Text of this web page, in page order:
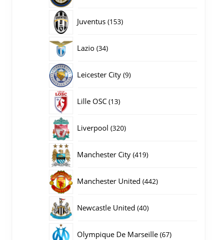
Juventus 153153
Lazio 3434
Leicester City 99
Lille OSC 1313
Liverpool 320320
Manchester City 419419
Manchester United 442442
Newcastle United 4040
Olympique De Marseille 6767